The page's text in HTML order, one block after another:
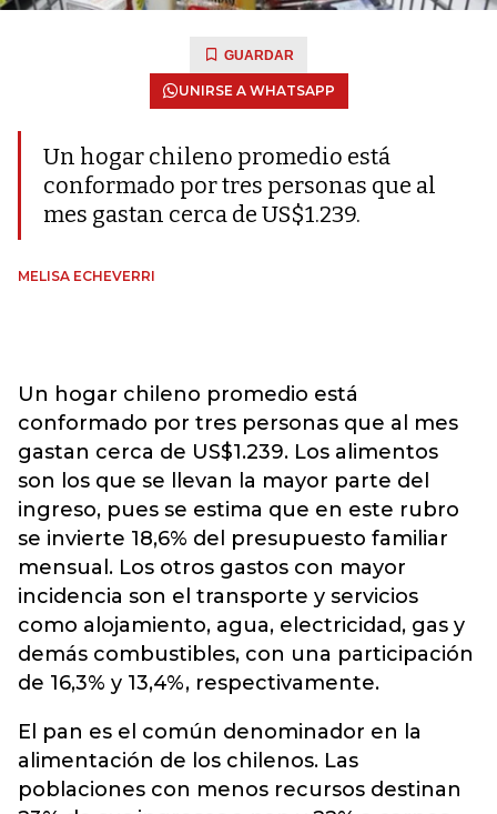
GUARDAR
UNIRSE A WHATSAPP
Un hogar chileno promedio está
conformado por tres personas que al
mes gastan cerca de US$1.239.
MELISA ECHEVERRI
Un hogar chileno promedio está
conformado por tres personas que al mes
gastan cerca de US$1.239. Los alimentos
son los que se llevan la mayor parte del
ingreso, pues se estima que en este rubro
se invierte 18,6% del presupuesto familiar
mensual. Los otros gastos con mayor
incidencia son el transporte y servicios
como alojamiento, agua, electricidad, gas y
demás combustibles, con una participación
de 16,3% y 13,4%, respectivamente.
El pan es el común denominador en la
alimentación de los chilenos. Las
poblaciones con menos recursos destinan